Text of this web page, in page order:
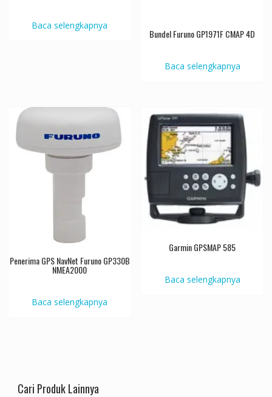
Baca selengkapnya
Bundel Furuno GP1971F CMAP 4D
Baca selengkapnya
Penerima GPS NavNet Furuno GP330B
NMEA2000
Baca selengkapnya
Garmin GPSMAP 585
Baca selengkapnya
Cari Produk Lainnya